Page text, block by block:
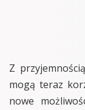
Z
mogą teraz
nowe